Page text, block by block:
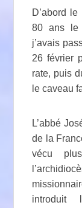
D’abord
80 ans le
j’avais
26 février
rate, puis
le caveau
L’abbé
de la
vécu
introduit